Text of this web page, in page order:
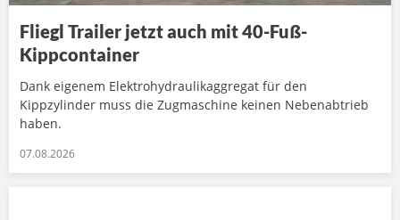
Fliegl Trailer jetzt auch mit 40-Fuß-
Kippcontainer
Dank eigenem Elektrohydraulikaggregat für den
Kippzylinder muss die Zugmaschine keinen Nebenabtrieb
haben.
07.08.2026